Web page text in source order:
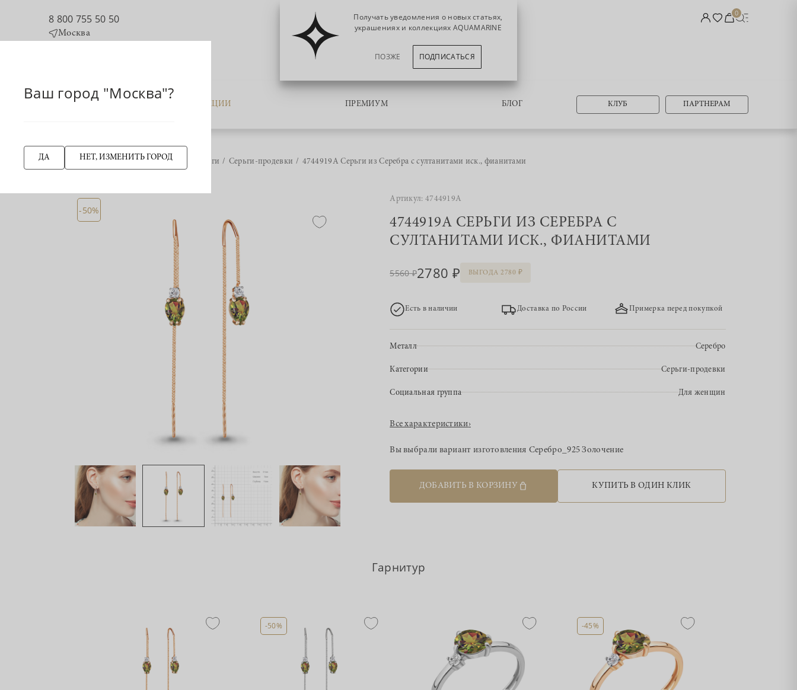
8 800 755 50 50
Москва
0
КАТАЛОГ АКЦИИ ПРЕМИУМ БЛОГ КЛУБ ПАРТНЕРАМ
НАЗАД Главная страница Серьги Серьги-продевки 4744919А Серьги из Серебра с султанитами иск., фианитами
-50%
Артикул: 4744919А
4744919А СЕРЬГИ ИЗ СЕРЕБРА С
СУЛТАНИТАМИ ИСК., ФИАНИТАМИ
5560 2780 ВЫГОДА 2780
Есть в наличии Доставка по России Примерка перед покупкой
Металл Серебро
Категории Серьги-продевки
Социальная группа Для женщин
Все характеристики›
Вы выбрали вариант изготовления Серебро_925 Золочение
ДОБАВИТЬ В КОРЗИНУ КУПИТЬ В ОДИН КЛИК
Гарнитур
-50% -45%
Ваш город "Москва"?
ДА НЕТ, ИЗМЕНИТЬ ГОРОД
Получать уведомления о новых статьях,
украшениях и коллекциях AQUAMARINE
ПОЗЖЕ ПОДПИСАТЬСЯ